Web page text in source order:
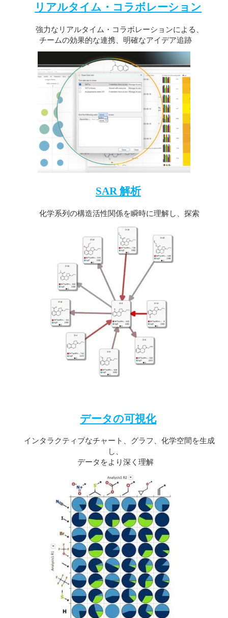
リアルタイム・コラボレーション
強力なリアルタイム・コラボレーションによる、
チームの効果的な連携、明確なアイデア追跡
SAR 解析
化学系列の構造活性関係を瞬時に理解し、探索
データの可視化
インタラクティブなチャート、グラフ、化学空間を生成
し、
データをより深く理解